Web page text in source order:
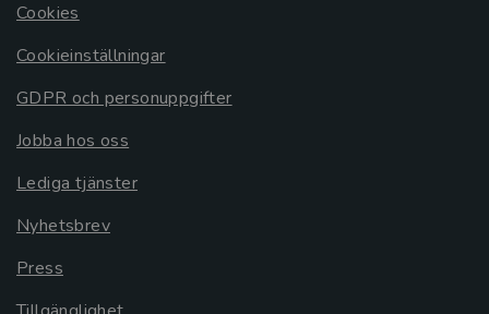
Cookies
Cookieinställningar
GDPR och personuppgifter
Jobba hos oss
Lediga tjänster
Nyhetsbrev
Press